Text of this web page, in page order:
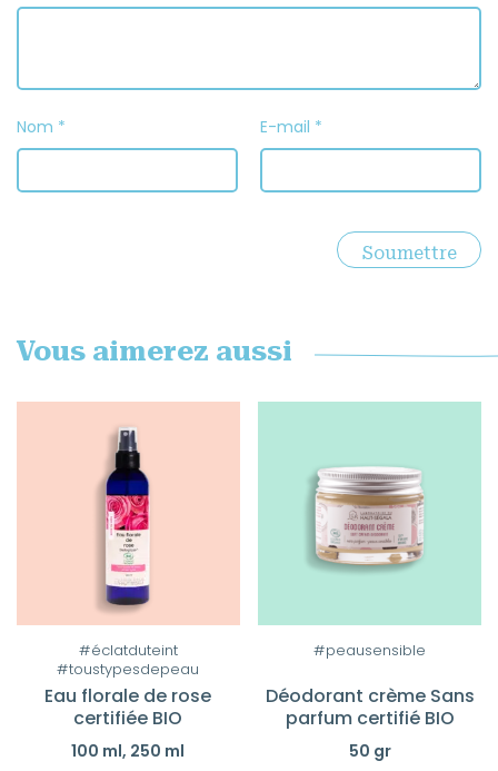
Nom * E-mail *
Vous aimerez aussi
#éclatduteint
#toustypesdepeau
Eau florale de rose
certifiée BIO
100 ml, 250 ml
Ce
produit
a
plusieurs
variations.
#peausensible
Déodorant crème Sans
parfum certifié BIO
50 gr